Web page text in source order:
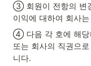
③ 회원이 전항의 변
이익에 대하여 회사
④ 다음 각 호에 해당
또는 회사의 직권으
니다.